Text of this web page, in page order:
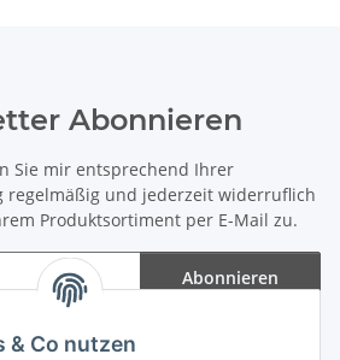
& Co nutzen
Abonnieren
Sie mir entsprechend Ihrer
regelmäßig und jederzeit widerruflich
Produktsortiment per E-Mail zu.
Abonnieren